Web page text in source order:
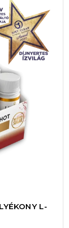
bérlet
egy
kerül,
a testi-
öt
vennéd
L-